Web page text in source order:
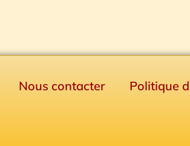
Nous contacter Politique